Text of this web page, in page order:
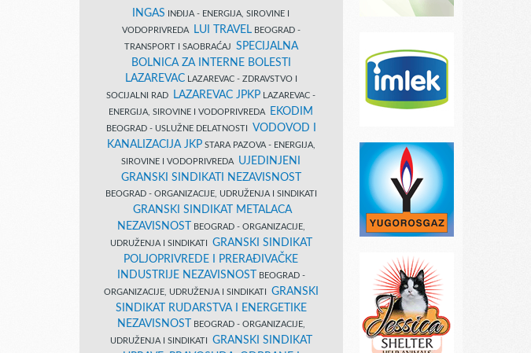
INGAS INĐIJA - ENERGIJA, SIROVINE I
VODOPRIVREDA
LUI TRAVELBEOGRAD -
TRANSPORT I SAOBRAĆAJ SPECIJALNA
BOLNICA ZA INTERNE BOLESTI
LAZAREVACLAZAREVAC - ZDRAVSTVO I
SOCIJALNI RAD
LAZAREVAC JPKP LAZAREVAC -
ENERGIJA, SIROVINE I VODOPRIVREDA
EKODIM
BEOGRAD - USLUŽNE DELATNOSTI VODOVOD I
KANALIZACIJA JKPSTARA PAZOVA - ENERGIJA,
SIROVINE I VODOPRIVREDA UJEDINJENI
GRANSKI SINDIKATI NEZAVISNOST
BEOGRAD - ORGANIZACIJE, UDRUŽENJA I SINDIKATI
GRANSKI SINDIKAT METALACA
NEZAVISNOST
BEOGRAD - ORGANIZACIJE,
UDRUŽENJA I SINDIKATI GRANSKI SINDIKAT
POLJOPRIVREDE I PRERAĐIVAČKE
INDUSTRIJE NEZAVISNOST
BEOGRAD -
ORGANIZACIJE, UDRUŽENJA I SINDIKATI GRANSKI
SINDIKAT RUDARSTVA I ENERGETIKE
NEZAVISNOST
BEOGRAD - ORGANIZACIJE,
UDRUŽENJA I SINDIKATI GRANSKI SINDIKAT